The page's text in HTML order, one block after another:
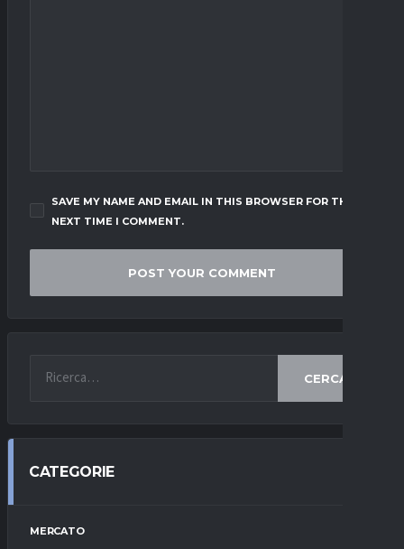
SAVE MY NAME AND EMAIL IN THIS BROWSER FOR THE
NEXT TIME I COMMENT.
CERCA
CATEGORIE
MERCATO